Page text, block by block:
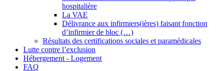
hospitalière
La VAE
Délivrance aux infirmiers(ières) faisant fonction
d’infirmier de bloc (…)
Résultats des certifications sociales et paramédicales
Lutte contre l’exclusion
Hébergement - Logement
FAQ